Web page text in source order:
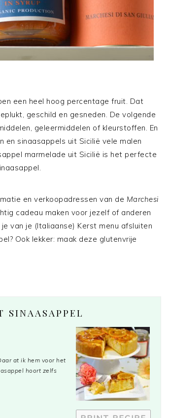
een heel hoog percentage fruit. Dat
geschild en gesneden. De volgende
geleermiddelen of kleurstoffen. En
en sinaasappels uit Sicilië vele malen
marmelade uit Sicilië is het perfecte
en verkoopadressen van de Marchesi
cadeau maken voor jezelf of anderen
van je (Italiaanse) Kerst menu afsluiten
Ook lekker: maak deze glutenvrije
SINAASAPPEL
at ik hem voor het
hoort zelfs